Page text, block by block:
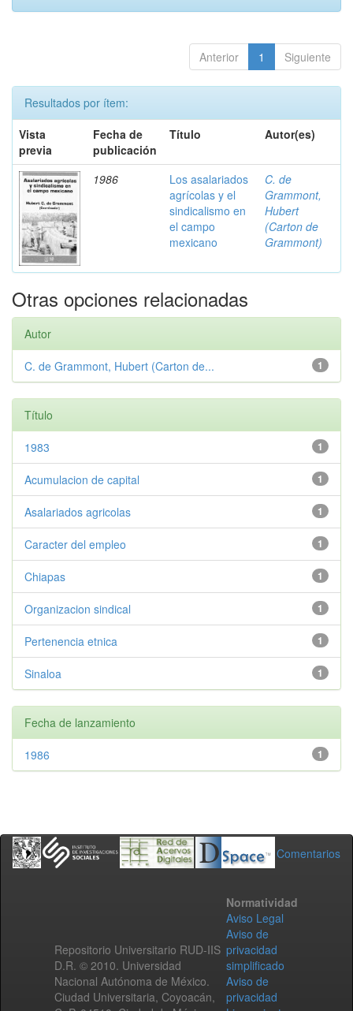
Anterior 1 Siguiente
Resultados por ítem:
Vista
previa
Fecha de
publicación
Título Autor(es)
1986
Los asalariados
agrícolas y el
sindicalismo en
el campo
mexicano
C. de
Grammont,
Hubert
(Carton de
Grammont)
Otras opciones relacionadas
Autor
1
C. de Grammont, Hubert (Carton de...
Título
1
1983
1
Acumulacion de capital
1
Asalariados agricolas
1
Caracter del empleo
1
Chiapas
1
Organizacion sindical
1
Pertenencia etnica
1
Sinaloa
Fecha de lanzamiento
1
1986
Comentarios
Repositorio Universitario RUD-IIS
D.R. © 2010. Universidad
Nacional Autónoma de México.
Ciudad Universitaria, Coyoacán,
Normatividad
Aviso Legal
Aviso de
privacidad
simplificado
Aviso de
privacidad